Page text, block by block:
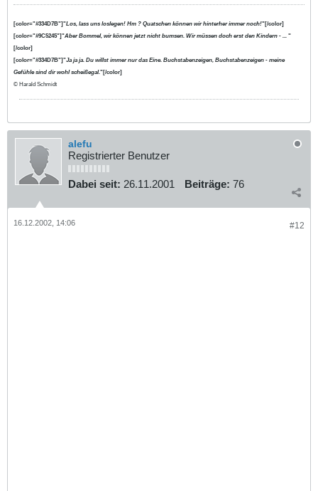
[color="#334D7B"]"Los, lass uns loslegen! Hm ? Quatschen können wir hinterher immer noch!"[/color]
[color="#9C5245"]"Aber Bommel, wir können jetzt nicht bumsen. Wir müssen doch erst den Kindern - ... "
[/color]
[color="#334D7B"]"Ja ja ja. Du willst immer nur das Eine. Buchstabenzeigen, Buchstabenzeigen - meine
Gefühle sind dir wohl scheißegal."[/color]
© Harald Schmidt
alefu
Registrierter Benutzer
Dabei seit: 26.11.2001 Beiträge: 76
#12
16.12.2002, 14:06